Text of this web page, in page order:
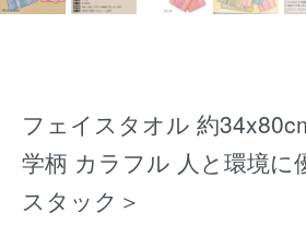
フェイスタオル 約
学柄 カラフル 人と環境に
スタック＞